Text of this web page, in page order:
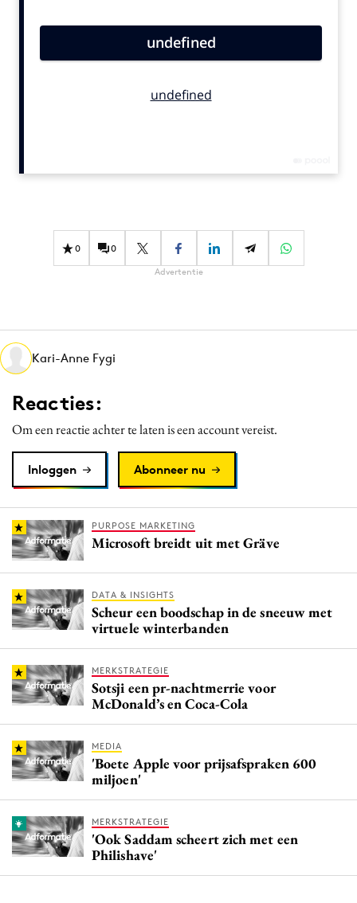
Carriere
Diversiteit
Interne communicatie
Martech
Media
Merkstrategie
PR
Purpose Marketing
Reputatie & crisis
0 0
Advertentie
Kari-Anne Fygi
Reacties:
Om een reactie achter te laten is een account vereist.
Inloggen Abonneer nu
PURPOSE MARKETING
Microsoft breidt uit met Gräve
DATA & INSIGHTS
Scheur een boodschap in de sneeuw met
virtuele winterbanden
MERKSTRATEGIE
Sotsji een pr-nachtmerrie voor
McDonald’s en Coca-Cola
MEDIA
'Boete Apple voor prijsafspraken 600
miljoen'
MERKSTRATEGIE
'Ook Saddam scheert zich met een
Philishave'